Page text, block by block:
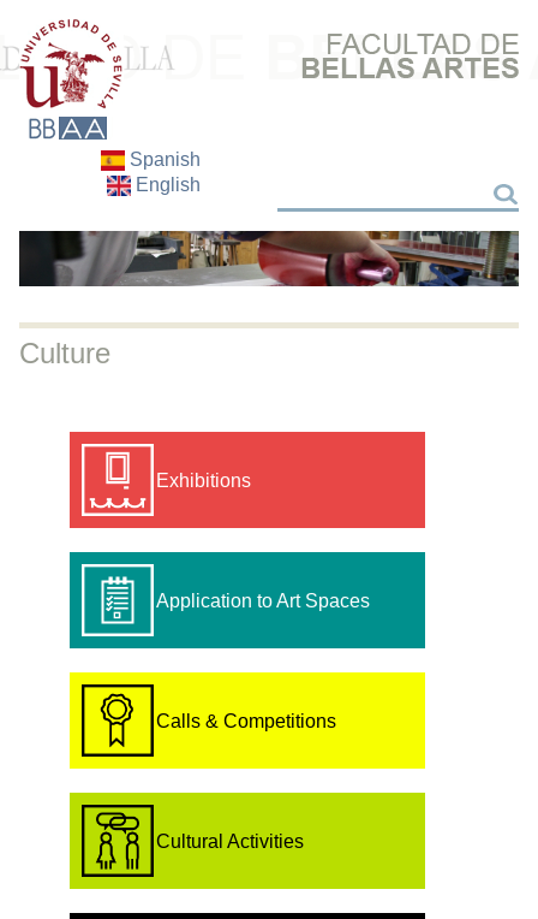
Spanish
English
Search
Culture
Exhibitions
Application to Art Spaces
Calls & Competitions
Cultural Activities